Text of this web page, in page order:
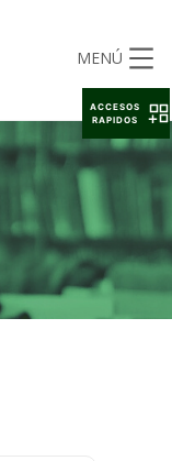
MENÚ
ACCESOS
RAPIDOS